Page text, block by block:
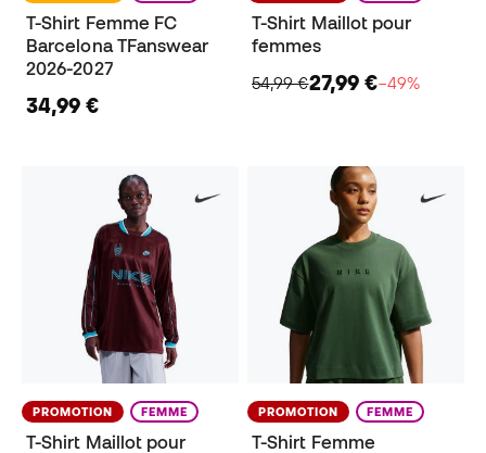
T-Shirt Femme FC
Barcelona TFanswear
2026-2027
34,99 €
T-Shirt Maillot pour
femmes
54,99 €27,99 €−49%
PROMOTION FEMME
T-Shirt Maillot pour
PROMOTION FEMME
T-Shirt Femme